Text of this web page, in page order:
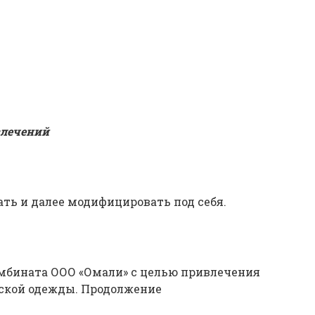
и далее модифицировать под себя.
ООО «Омали» с целью привлечения
одежды. Продолжение